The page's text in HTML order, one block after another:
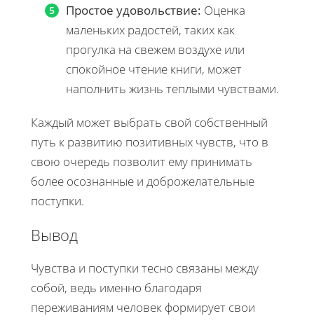
Простое удовольствие: Оценка
маленьких радостей, таких как
прогулка на свежем воздухе или
спокойное чтение книги, может
наполнить жизнь теплыми чувствами.
Каждый может выбрать свой собственный
путь к развитию позитивных чувств, что в
свою очередь позволит ему принимать
более осознанные и доброжелательные
поступки.
Вывод
Чувства и поступки тесно связаны между
собой, ведь именно благодаря
переживаниям человек формирует свои